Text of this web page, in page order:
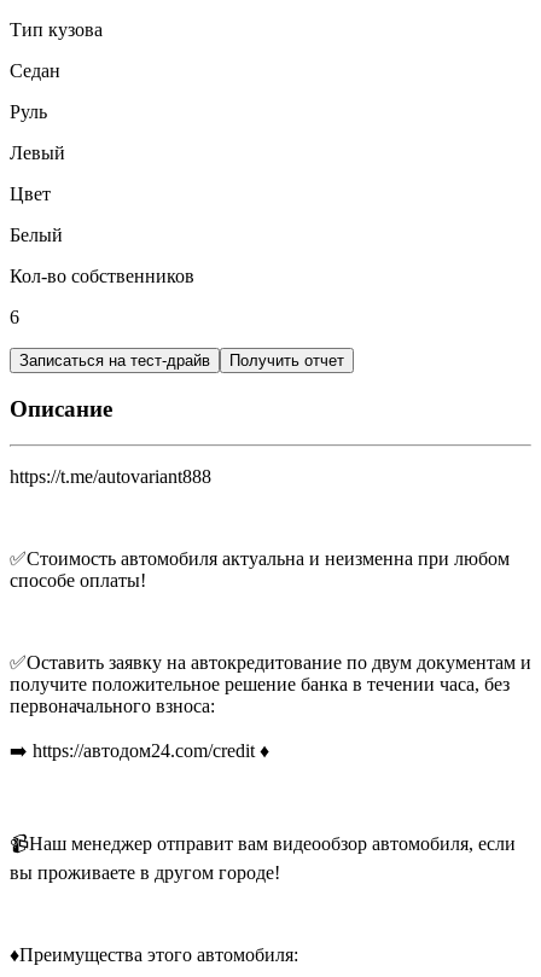
Тип кузова
Седан
Руль
Левый
Цвет
Белый
Кол-во собственников
6
Записаться на тест-драйв Получить отчет
Описание
https://t.me/autovariant888
✅Стоимость автомобиля актуальна и неизменна при любом
способе оплаты!
✅Оставить заявку на автокредитование по двум документам и
получите положительное решение банка в течении часа, без
первоначального взноса:
➡️ https://автодом24.com/credit ♦️
📹Наш менеджер отправит вам видеообзор автомобиля, если
вы проживаете в другом городе!
♦️Преимущества этого автомобиля: